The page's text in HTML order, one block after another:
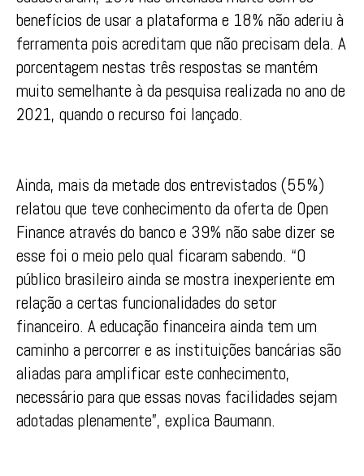
benefícios de usar a plataforma e 18% não aderiu à
ferramenta pois acreditam que não precisam dela. A
porcentagem nestas três respostas se mantém
muito semelhante à da pesquisa realizada no ano de
2021, quando o recurso foi lançado.
Ainda, mais da metade dos entrevistados (55%)
relatou que teve conhecimento da oferta de Open
Finance através do banco e 39% não sabe dizer se
esse foi o meio pelo qual ficaram sabendo. “O
público brasileiro ainda se mostra inexperiente em
relação a certas funcionalidades do setor
financeiro. A educação financeira ainda tem um
caminho a percorrer e as instituições bancárias são
aliadas para amplificar este conhecimento,
necessário para que essas novas facilidades sejam
adotadas plenamente”, explica Baumann.